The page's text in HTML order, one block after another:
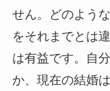
せん。どのよう
をそれまでとは
は有益です。自
か、現在の結婚